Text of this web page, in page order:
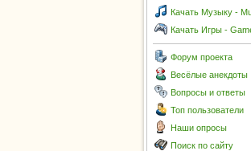
Качать Музыку -
Качать Игры -
Форум проекта
Весёлые анекдоты
Вопросы и ответы
Топ пользователи
Наши опросы
Поиск по сайту